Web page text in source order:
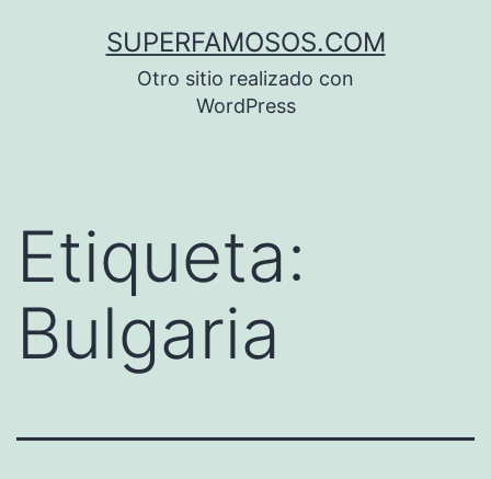
SUPERFAMOSOS.COM
Otro sitio realizado con
WordPress
Etiqueta:
Bulgaria